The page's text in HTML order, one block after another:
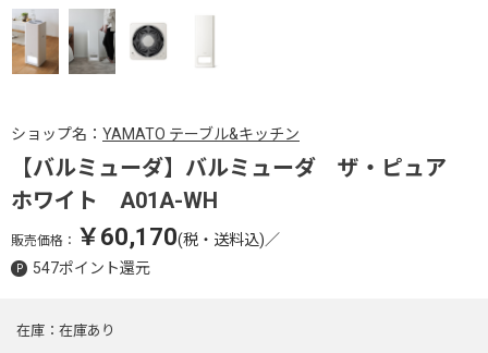
ショップ名： YAMATO テーブル&キッチン
【バルミューダ】バルミューダ ザ・ピュア
ホワイト A01A-WH
販売価格： ￥60,170(税・送料込)／
547ポイント還元
在庫 在庫あり